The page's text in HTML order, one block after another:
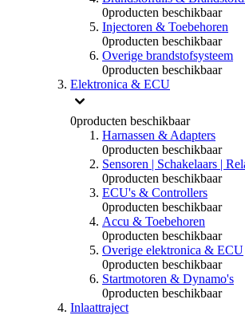
0producten beschikbaar
Injectoren & Toebehoren
0producten beschikbaar
Overige brandstofsysteem
0producten beschikbaar
Elektronica & ECU
0producten beschikbaar
Harnassen & Adapters
0producten beschikbaar
Sensoren | Schakelaars |
0producten beschikbaar
ECU's & Controllers
0producten beschikbaar
Accu & Toebehoren
0producten beschikbaar
Overige elektronica & ECU
0producten beschikbaar
Startmotoren & Dynamo's
0producten beschikbaar
Inlaattraject